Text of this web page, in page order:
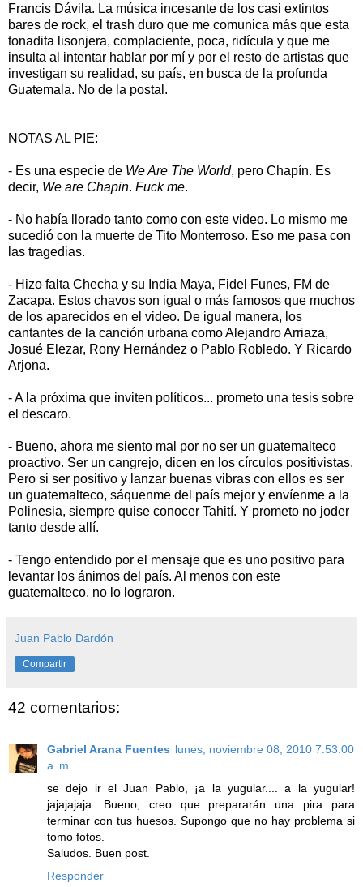
Francis Dávila. La música incesante de los casi extintos
bares de rock, el trash duro que me comunica más que esta
tonadita lisonjera, complaciente, poca, ridícula y que me
insulta al intentar hablar por mí y por el resto de artistas que
investigan su realidad, su país, en busca de la profunda
Guatemala. No de la postal.
NOTAS AL PIE:
- Es una especie de We Are The World, pero Chapín. Es
decir, We are Chapin. Fuck me.
- No había llorado tanto como con este video. Lo mismo me
sucedió con la muerte de Tito Monterroso. Eso me pasa con
las tragedias.
- Hizo falta Checha y su India Maya, Fidel Funes, FM de
Zacapa. Estos chavos son igual o más famosos que muchos
de los aparecidos en el video. De igual manera, los
cantantes de la canción urbana como Alejandro Arriaza,
Josué Elezar, Rony Hernández o Pablo Robledo. Y Ricardo
Arjona.
- A la próxima que inviten políticos... prometo una tesis sobre
el descaro.
- Bueno, ahora me siento mal por no ser un guatemalteco
proactivo. Ser un cangrejo, dicen en los círculos positivistas.
Pero si ser positivo y lanzar buenas vibras con ellos es ser
un guatemalteco, sáquenme del país mejor y envíenme a la
Polinesia, siempre quise conocer Tahití. Y prometo no joder
tanto desde allí.
- Tengo entendido por el mensaje que es uno positivo para
levantar los ánimos del país. Al menos con este
guatemalteco, no lo lograron.
Juan Pablo Dardón
Compartir
42 comentarios:
Gabriel Arana Fuentes lunes, noviembre 08, 2010 7:53:00
a. m.
se dejo ir el Juan Pablo, ¡a la yugular.... a la yugular!
jajajajaja. Bueno, creo que prepararán una pira para
terminar con tus huesos. Supongo que no hay problema si
tomo fotos.
Saludos. Buen post.
Responder